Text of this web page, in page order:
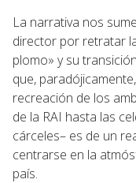
La narrativa nos
director por retratar
plomo» y su
que,
recreación de los
de la RAI hasta las
cárceles– es de un
centrarse en la
país.